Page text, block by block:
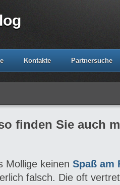
Kontakte Partnersuche
finden Sie auch
Mollige keinen Spaß am
falsch. Die oft